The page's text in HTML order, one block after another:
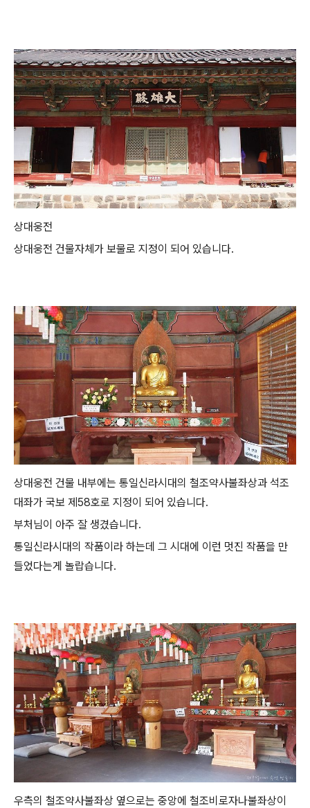
상대웅전
상대웅전 건물자체가 보물로 지정이 되어 있습니다.
상대웅전 건물 내부에는 통일신라시대의 철조약사불좌상과 석조
대좌가 국보 제58호로 지정이 되어 있습니다.
부처님이 아주 잘 생겼습니다.
통일신라시대의 작품이라 하는데 그 시대에 이런 멋진 작품을 만
들었다는게 놀랍습니다.
우측의 철조약사불좌상 옆으로는 중앙에 철조비로자나불좌상이